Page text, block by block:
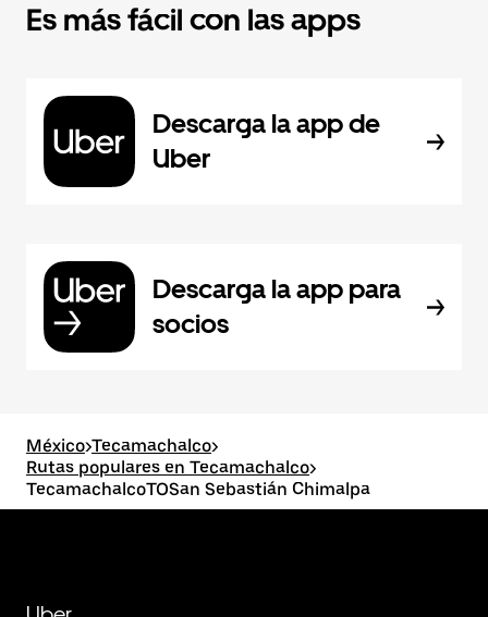
Es más fácil con las apps
Descarga la app de
Uber
Descarga la app para
socios
México>Tecamachalco>
Rutas populares en Tecamachalco>
TecamachalcoTOSan Sebastián Chimalpa